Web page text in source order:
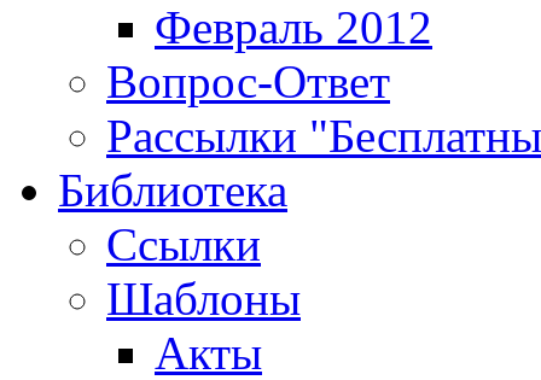
Февраль 2012
Вопрос-Ответ
Рассылки
Библиотека
Ссылки
Шаблоны
Акты